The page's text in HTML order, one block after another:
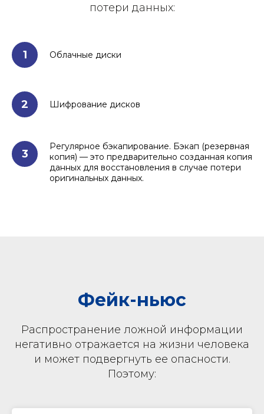
потери данных:
1 Облачные диски
2 Шифрование дисков
3
Регулярное бэкапирование. Бэкап (резервная
копия) — это предварительно созданная копия
данных для восстановления в случае потери
оригинальных данных.
Фейк-ньюс
Распространение ложной информации
негативно отражается на жизни человека
и может подвергнуть ее опасности.
Поэтому: